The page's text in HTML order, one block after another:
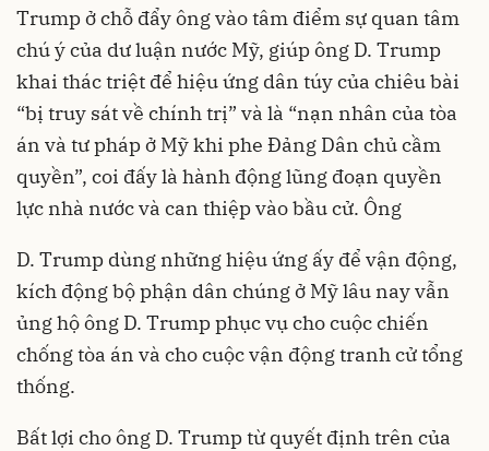
Trump ở chỗ đẩy ông vào tâm điểm sự quan tâm
chú ý của dư luận nước Mỹ, giúp ông D. Trump
khai thác triệt để hiệu ứng dân túy của chiêu bài
“bị truy sát về chính trị” và là “nạn nhân của tòa
án và tư pháp ở Mỹ khi phe Đảng Dân chủ cầm
quyền”, coi đấy là hành động lũng đoạn quyền
lực nhà nước và can thiệp vào bầu cử. Ông
D. Trump dùng những hiệu ứng ấy để vận động,
kích động bộ phận dân chúng ở Mỹ lâu nay vẫn
ủng hộ ông D. Trump phục vụ cho cuộc chiến
chống tòa án và cho cuộc vận động tranh cử tổng
thống.
Bất lợi cho ông D. Trump từ quyết định trên của